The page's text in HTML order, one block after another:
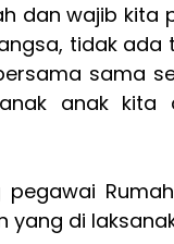
dan wajib kita
tidak
sama
anak kita
pegawai
di